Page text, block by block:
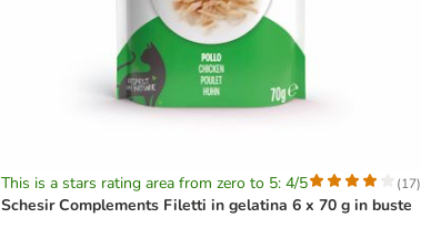
This is a stars rating area from zero to 5: 4/5 (17)
Schesir Complements Filetti in gelatina 6 x 70 g in buste